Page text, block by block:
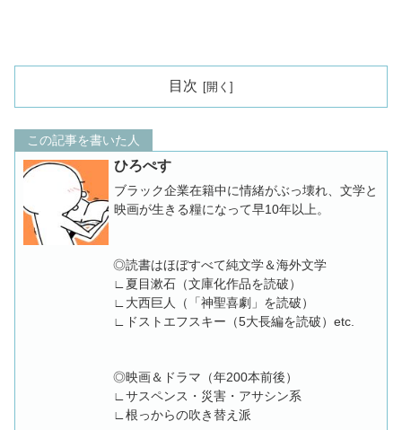
目次
この記事を書いた人
ひろぺす
ブラック企業在籍中に情緒がぶっ壊れ、文学と
映画が生きる糧になって早10年以上。
◎読書はほぼすべて純文学＆海外文学
∟夏目漱石（文庫化作品を読破）
∟大西巨人（「神聖喜劇」を読破）
∟ドストエフスキー（5大長編を読破）etc.
◎映画＆ドラマ（年200本前後）
∟サスペンス・災害・アサシン系
∟根っからの吹き替え派